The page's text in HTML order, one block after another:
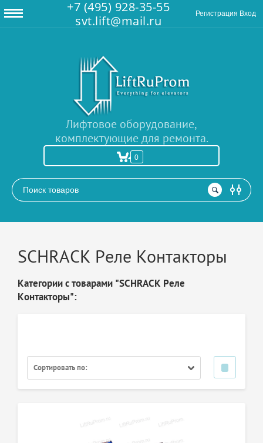
+7 (495) 928-35-55
svt.lift@mail.ru
Регистрация Вход
Лифтовое оборудование,
комплектующие для ремонта.
0
SCHRACK Реле Контакторы
Категории с товарами "SCHRACK Реле
Контакторы":
Сортировать по: